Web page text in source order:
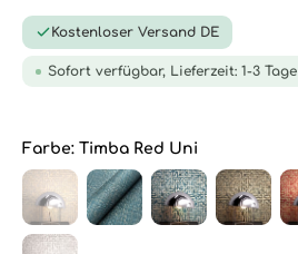
Kostenloser Versand DE
Sofort verfügbar, Lieferzeit: 1-3 Tage
Farbe: Timba Red Uni